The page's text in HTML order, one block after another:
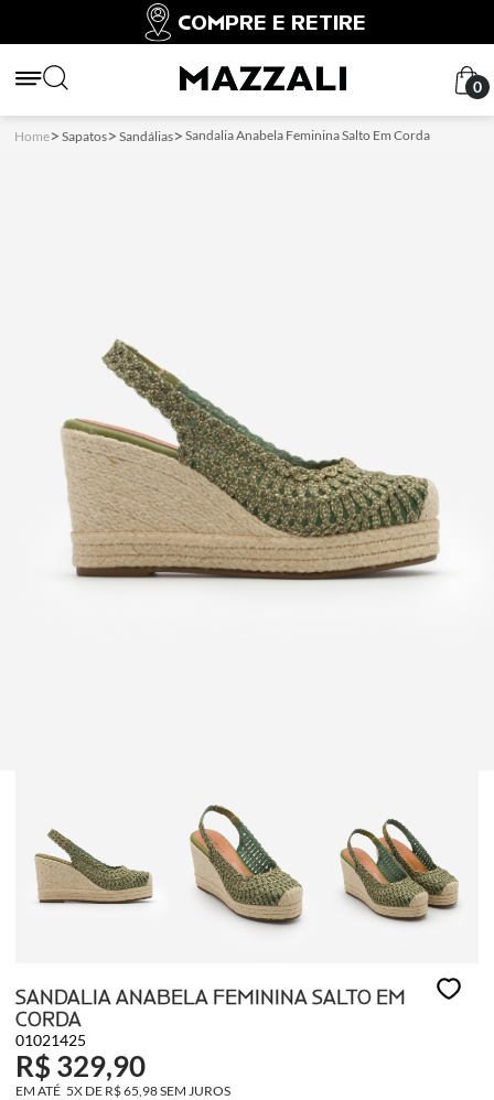
COMPRE E RETIRE
0
Home Sapatos Sandálias Sandalia Anabela Feminina Salto Em Corda
SANDALIA ANABELA FEMININA SALTO EM
CORDA
01021425
R$ 329,90
5X DE R$ 65,98SEM JUROS